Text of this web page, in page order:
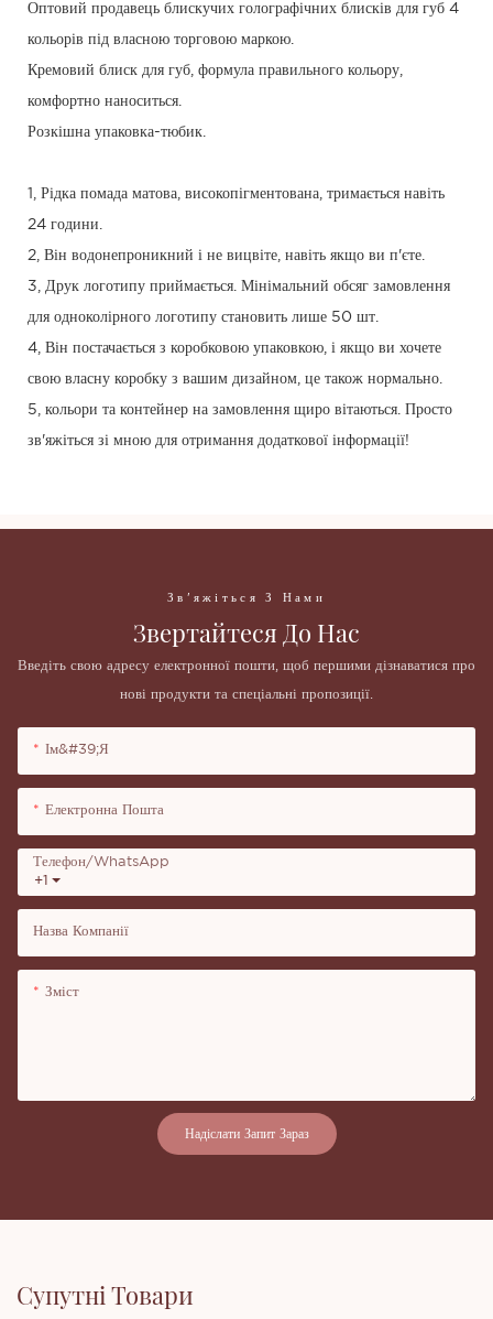
Оптовий продавець блискучих голографічних блисків для губ 4
кольорів під власною торговою маркою.
Кремовий блиск для губ, формула правильного кольору,
комфортно наноситься.
Розкішна упаковка-тюбик.
1, Рідка помада матова, високопігментована, тримається навіть
24 години.
2, Він водонепроникний і не вицвіте, навіть якщо ви п'єте.
3, Друк логотипу приймається. Мінімальний обсяг замовлення
для одноколірного логотипу становить лише 50 шт.
4, Він постачається з коробковою упаковкою, і якщо ви хочете
свою власну коробку з вашим дизайном, це також нормально.
5, кольори та контейнер на замовлення щиро вітаються. Просто
зв'яжіться зі мною для отримання додаткової інформації!
Зв'яжіться З Нами
Звертайтеся До Нас
Введіть свою адресу електронної пошти, щоб першими дізнаватися про
нові продукти та спеціальні пропозиції.
Ім&#39;я
Електронна Пошта
+1
Телефон/WhatsApp
Назва Компанії
Зміст
Надіслати Запит Зараз
Супутні Товари